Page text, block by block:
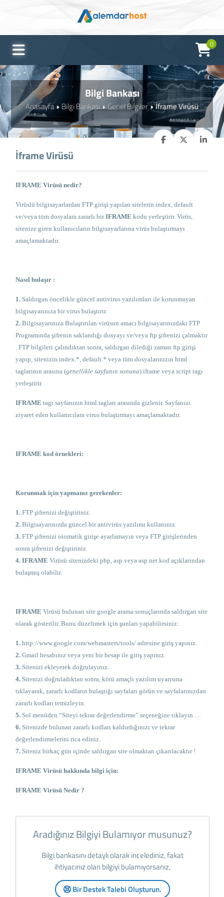
0
Bilgi Bankası
Anasayfa Bilgi Bankası Genel Bilgiler İframe Virüsü
İframe Virüsü
IFRAME Virüsü nedir?
Virüslü bilgisayarlardan FTP girişi yapılan sitelerin index, default
ve/veya tüm dosyalara zararlı birIFRAMEkodu yerleştirir. Virüs,
sitenize giren kullanıcıların bilgisayarlarına virüs bulaştırmayı
amaçlamaktadır.
Nasıl bulaşır :
1. Saldırgan öncelikle güncel antivirus yazılımları ile korunmayan
bilgisayarınıza bir virus bulaştırır.
2. Bilgisayarınıza Bulaştırılan virüsun amacı bilgisayarınızdaki FTP
Programında şifrenin saklandığı dosyayı ve/veya ftp şifrenizi çalmaktır
. FTP bilgileri çalındıktan sonra, saldırgan dilediği zaman ftp girişi
yapıp, sitenizin index.*, default.* veya tüm dosyalarınızın html
taglarının arasına (genellikle sayfanın sonuna) iftame veya script tagı
yerleştirir.
IFRAME tagı sayfanızın html tagları arasında gizlenir. Sayfanızı
ziyaret eden kullanıcılara virus bulaştırmayı amaçlamaktadır.
IFRAME kod örnekleri:
Korunmak için yapmanız gerekenler:
1. FTP şifrenizi değiştiriniz.
2. Bilgisayarınızda güncel bir antivirüs yazılımı kullanınız.
3. FTP şifrenizi otomatik girişe ayarlamayın veya FTP girişlerinden
sonra şifrenizi değiştiriniz.
4. IFRAMEVirüsü sitenizdeki php, asp veya asp.net kod açıklarından
bulaşmış olabilir.
IFRAMEVirüsü bulunan site google arama sonuçlarında saldırgan site
olarak gösterilir. Bunu düzeltmek için şunları yapabilirsiniz:
1. http://www.google.com/webmasters/tools/ adresine giriş yapınız.
2. Gmail hesabınız veya yeni bir hesap ile giriş yapınız.
3. Sitenizi ekleyerek doğrulayınız.
4. Sitenizi doğruladıktan sonra, kötü amaçlı yazılım uyarısına
tıklayarak, zararlı kodların bulaştığı sayfaları görün ve sayfalarınızdan
zararlı kodları temizleyin.
5. Sol menüden “Siteyi tekrar değerlendirme” seçeneğine tıklayın …
6. Sitenizde bulunan zararlı kodları kaldırdığınızı ve tekrar
değerlendirmelerini rica ediniz.
7. Siteniz birkaç gün içinde saldırgan site olmaktan çıkarılacaktır !
IFRAME Virüsü hakkında bilgi için:
IFRAME Virüsü Nedir ?
Aradığınız Bilgiyi Bulamıyor musunuz?
Bilgi bankasını detaylı olarak incelediniz, fakat
ihtiyacınız olan bilgiyi bulamıyorsanız,
Bir Destek Talebi Oluşturun.